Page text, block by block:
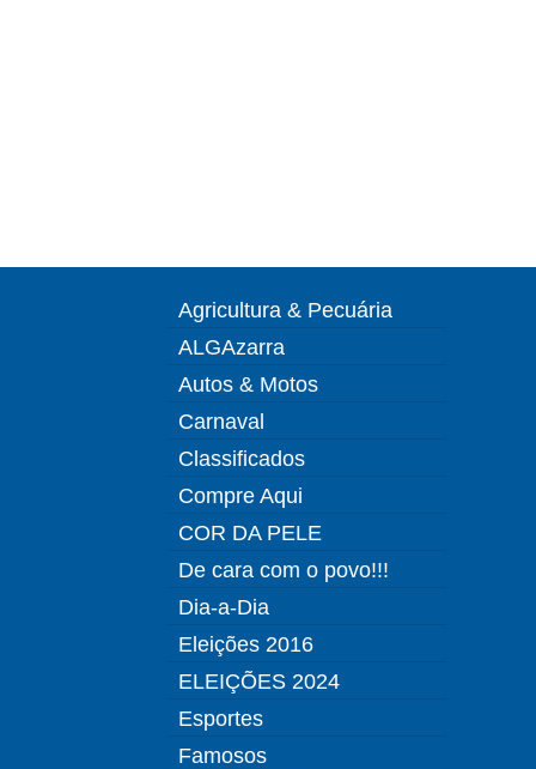
Agricultura & Pecuária
ALGAzarra
Autos & Motos
Carnaval
Classificados
Compre Aqui
COR DA PELE
De cara com o povo!!!
Dia-a-Dia
Eleições 2016
ELEIÇÕES 2024
Esportes
Famosos